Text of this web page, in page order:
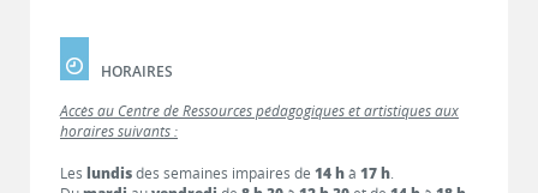
HORAIRES
Accès au Centre de Ressources pédagogiques et artistiques aux
horaires suivants :
Les lundisdes semaines impaires de 14 hà 17 h.